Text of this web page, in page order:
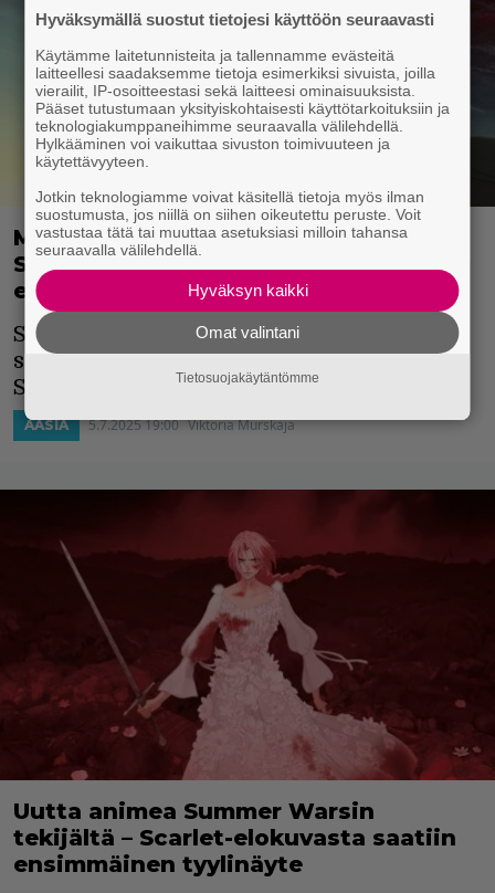
Mamoru Hosodan uusi anime-elokuva
Scarlet saa ensi-iltansa Suomessa
ensi vuonna
Summer Warsista tunnetun Hosodan
seuraava elokuva saa ensi-iltansa
Suomessa 20. helmikuuta 2026.
AASIA 5.7.2025 19:00 Viktoria Murskaja
Uutta animea Summer Warsin
tekijältä – Scarlet-elokuvasta saatiin
ensimmäinen tyylinäyte
Hyväksymällä suostut tietojesi käyttöön seuraavasti
Käytämme laitetunnisteita ja tallennamme evästeitä
laitteellesi saadaksemme tietoja esimerkiksi sivuista, joilla
vierailit, IP-osoitteestasi sekä laitteesi ominaisuuksista.
Pääset tutustumaan yksityiskohtaisesti käyttötarkoituksiin ja
teknologiakumppaneihimme seuraavalla välilehdellä.
Hylkääminen voi vaikuttaa sivuston toimivuuteen ja
käytettävyyteen.
Jotkin teknologiamme voivat käsitellä tietoja myös ilman
suostumusta, jos niillä on siihen oikeutettu peruste. Voit
vastustaa tätä tai muuttaa asetuksiasi milloin tahansa
seuraavalla välilehdellä.
Hyväksyn kaikki
Omat valintani
Tietosuojakäytäntömme